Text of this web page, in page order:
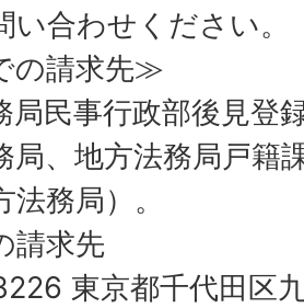
い合わせください。
の請求先≫
局民事行政部後見登
局、地方法務局戸籍
務局）。
請求先
東京都千代田区